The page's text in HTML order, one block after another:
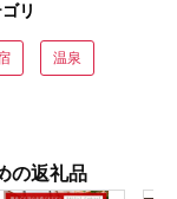
リ
温泉
の返礼品